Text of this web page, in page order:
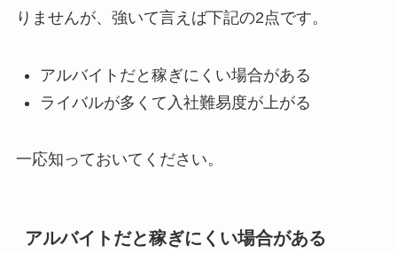
りませんが、強いて言えば下記の2点です。
アルバイトだと稼ぎにくい場合がある
ライバルが多くて入社難易度が上がる
一応知っておいてください。
アルバイトだと稼ぎにくい場合がある